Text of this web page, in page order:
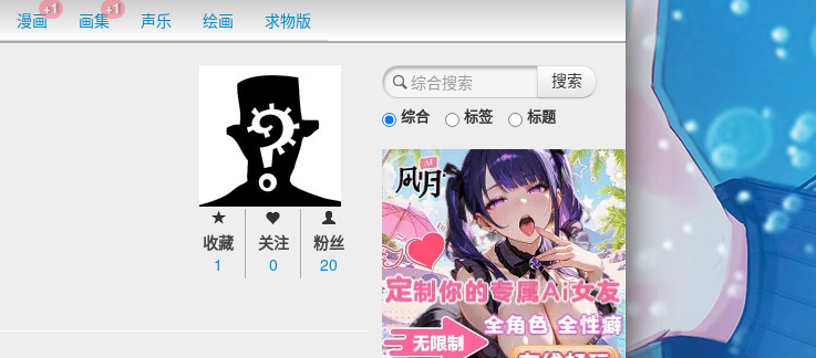
漫画
+1
画集
+1
声乐 绘画 求物版
收藏
1
关注
0
粉丝
20
综合 标签 标题